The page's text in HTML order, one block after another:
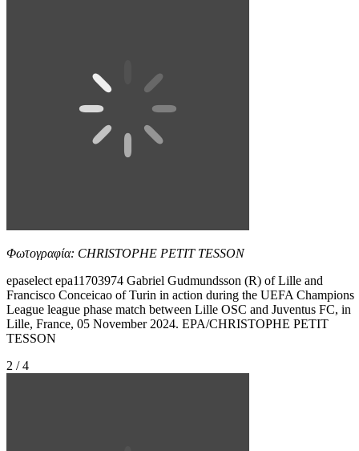
Φωτογραφία: CHRISTOPHE PETIT TESSON
epaselect epa11703974 Gabriel Gudmundsson (R) of Lille and
Francisco Conceicao of Turin in action during the UEFA Champions
League league phase match between Lille OSC and Juventus FC, in
Lille, France, 05 November 2024. EPA/CHRISTOPHE PETIT
TESSON
2 / 4